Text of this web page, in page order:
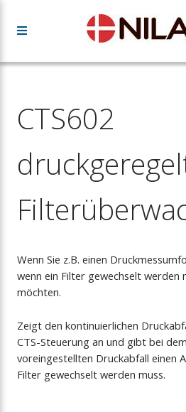
CTS602
Wenn Sie z.B. einen
wenn ein Filter gewechselt werden
möchten.
Zeigt den kontinuierlichen
CTS-Steuerung an und gibt bei
voreingestellten Druckabfall einen
Filter gewechselt werden muss.